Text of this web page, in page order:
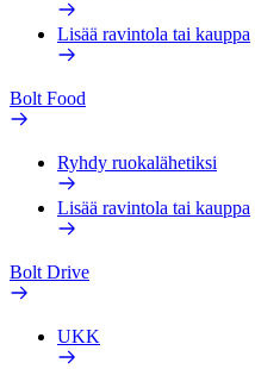
Lisää ravintola tai kauppa
Bolt Food
Ryhdy ruokalähetiksi
Lisää ravintola tai kauppa
Bolt Drive
UKK